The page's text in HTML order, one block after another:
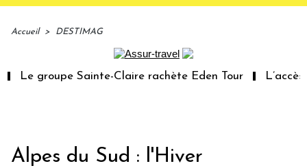
Accueil > DESTIMAG
Le groupe Sainte-Claire rachète Eden Tour L’accès
Alpes du Sud : l'Hiver